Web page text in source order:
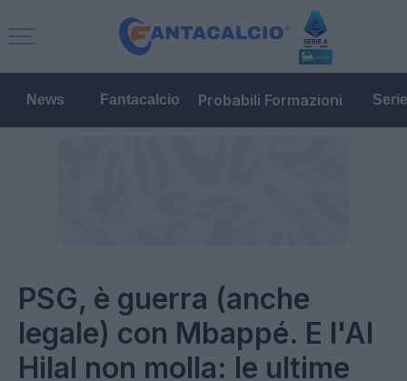
News Fantacalcio Probabili Formazioni
PSG, è guerra (anche
legale) con Mbappé. E l'Al
Hilal non molla: le ultime